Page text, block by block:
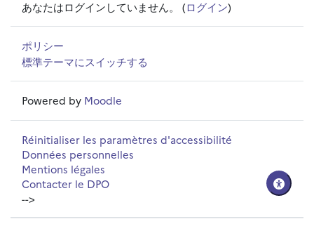
あなたはログインしていません。 (ログイン)
ポリシー
標準テーマにスイッチする
Powered by Moodle
Réinitialiser les paramètres d'accessibilité
Données personnelles
Mentions légales
Contacter le DPO
-->